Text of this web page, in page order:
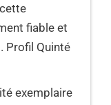
fiable et
Profil Quinté
exemplaire